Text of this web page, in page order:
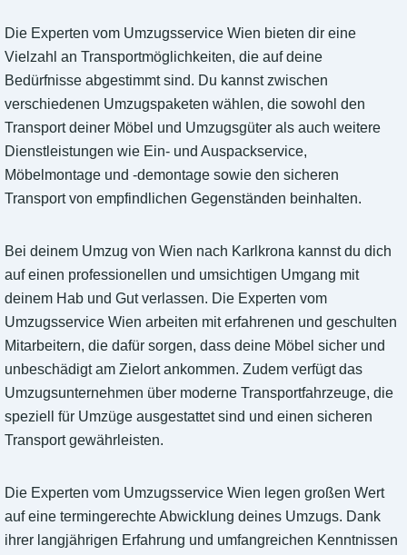
Die Experten vom Umzugsservice Wien bieten dir eine
Vielzahl an Transportmöglichkeiten, die auf deine
Bedürfnisse abgestimmt sind. Du kannst zwischen
verschiedenen Umzugspaketen wählen, die sowohl den
Transport deiner Möbel und Umzugsgüter als auch weitere
Dienstleistungen wie Ein- und Auspackservice,
Möbelmontage und -demontage sowie den sicheren
Transport von empfindlichen Gegenständen beinhalten.
Bei deinem Umzug von Wien nach Karlkrona kannst du dich
auf einen professionellen und umsichtigen Umgang mit
deinem Hab und Gut verlassen. Die Experten vom
Umzugsservice Wien arbeiten mit erfahrenen und geschulten
Mitarbeitern, die dafür sorgen, dass deine Möbel sicher und
unbeschädigt am Zielort ankommen. Zudem verfügt das
Umzugsunternehmen über moderne Transportfahrzeuge, die
speziell für Umzüge ausgestattet sind und einen sicheren
Transport gewährleisten.
Die Experten vom Umzugsservice Wien legen großen Wert
auf eine termingerechte Abwicklung deines Umzugs. Dank
ihrer langjährigen Erfahrung und umfangreichen Kenntnissen